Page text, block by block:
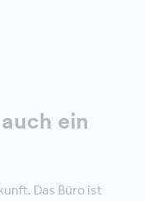
ein
Das Büro ist